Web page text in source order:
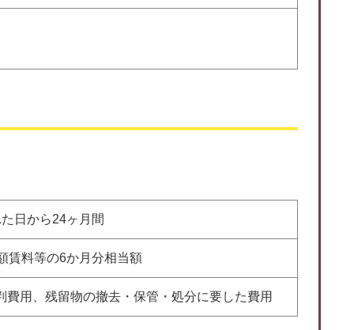
日から24ヶ月間
賃料等の6か月分相当額
用、残留物の撤去・保管・処分に要した費用